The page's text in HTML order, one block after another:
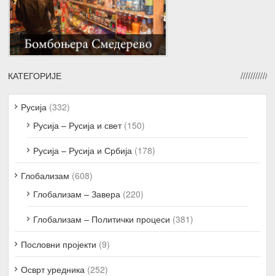
КАТЕГОРИЈЕ
Русија (332)
Русија – Русија и свет(150)
Русија – Русија и Србија (178)
Глобализам (608)
Глобализам – Завера (220)
Глобализам – Политички процеси (381)
Пословни пројекти (9)
Осврт уредника (252)